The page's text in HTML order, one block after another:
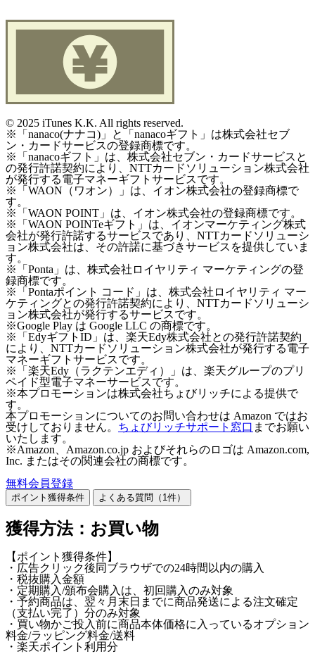
© 2025 iTunes K.K. All rights reserved.
※「nanaco(ナナコ)」と「nanacoギフト」は株式会社セブ
ン・カードサービスの登録商標です。
※「nanacoギフト」は、株式会社セブン・カードサービスと
の発行許諾契約により、NTTカードソリューション株式会社
が発行する電子マネーギフトサービスです。
※「WAON（ワオン）」は、イオン株式会社の登録商標で
す。
※「WAON POINT」は、イオン株式会社の登録商標です。
※「WAON POINTeギフト」は、イオンマーケティング株式
会社が発行許諾するサービスであり、NTTカードソリューシ
ョン株式会社は、その許諾に基づきサービスを提供していま
す。
※「Ponta」は、株式会社ロイヤリティ マーケティングの登
録商標です。
※「Pontaポイント コード」は、株式会社ロイヤリティ マー
ケティングとの発行許諾契約により、NTTカードソリューシ
ョン株式会社が発行するサービスです。
※Google Play は Google LLC の商標です。
※「EdyギフトID」は、楽天Edy株式会社との発行許諾契約
により、NTTカードソリューション株式会社が発行する電子
マネーギフトサービスです。
※「楽天Edy（ラクテンエディ）」は、楽天グループのプリ
ペイド型電子マネーサービスです。
※本プロモーションは株式会社ちょびリッチによる提供で
す。
本プロモーションについてのお問い合わせは Amazon ではお
受けしておりません。 ちょびリッチサポート窓口 までお願い
いたします。
※Amazon、Amazon.co.jp およびそれらのロゴは Amazon.com,
Inc. またはその関連会社の商標です。
無料会員登録
ポイント獲得条件 よくある質問（ 1件）
獲得方法：お買い物
【ポイント獲得条件】
・広告クリック後同ブラウザでの24時間以内の購入
・税抜購入金額
・定期購入/頒布会購入は、初回購入のみ対象
・予約商品は、翌々月末日までに商品発送による注文確定
（支払い完了）分のみ対象
・買い物かご投入前に商品本体価格に入っているオプション
料金/ラッピング料金/送料
・楽天ポイント利用分